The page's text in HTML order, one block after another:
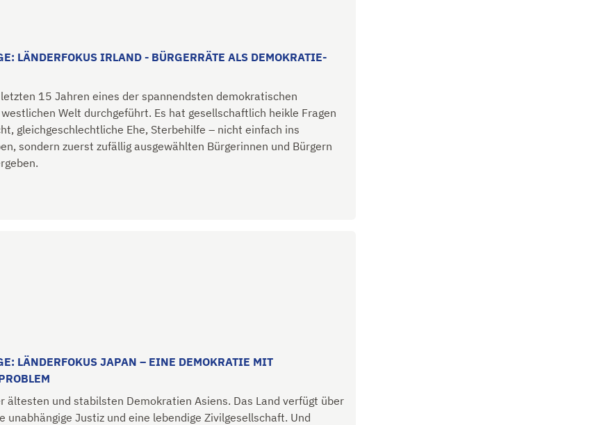
LÄNDERFOKUS IRLAND - BÜRGERRÄTE ALS DEMOKRATIE-
15 Jahren eines der spannendsten demokratischen
Welt durchgeführt. Es hat gesellschaftlich heikle Fragen
gleichgeschlechtliche Ehe, Sterbehilfe – nicht einfach ins
sondern zuerst zufällig ausgewählten Bürgerinnen und Bürgern
LÄNDERFOKUS JAPAN – EINE DEMOKRATIE MIT
ältesten und stabilsten Demokratien Asiens. Das Land verfügt über
unabhängige Justiz und eine lebendige Zivilgesellschaft. Und